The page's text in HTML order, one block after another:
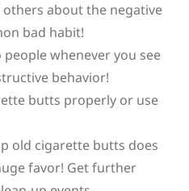
about the negative
bad habit!
whenever you see
behavior!
butts properly or use
old cigarette butts does
favor! Get further